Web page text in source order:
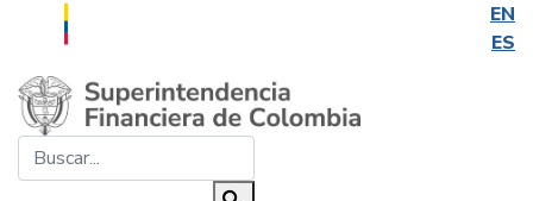
EN
ES
Saltar al contenido principal